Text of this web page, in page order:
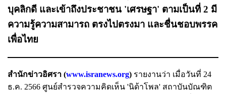
บุคลิกดี และเข้าถึงประชาชน 'เศรษฐา' ตามเป็นที่ 2 มี
ความรู้ความสามารถ ตรงไปตรงมา และชื่นชอบพรรค
เพื่อไทย
สำนักข่าวอิศรา (www.isranews.org) รายงานว่า เมื่อวันที่ 24
ธ.ค. 2566 ศูนย์สำรวจความคิดเห็น 'นิด้าโพล' สถาบันบัณฑิต